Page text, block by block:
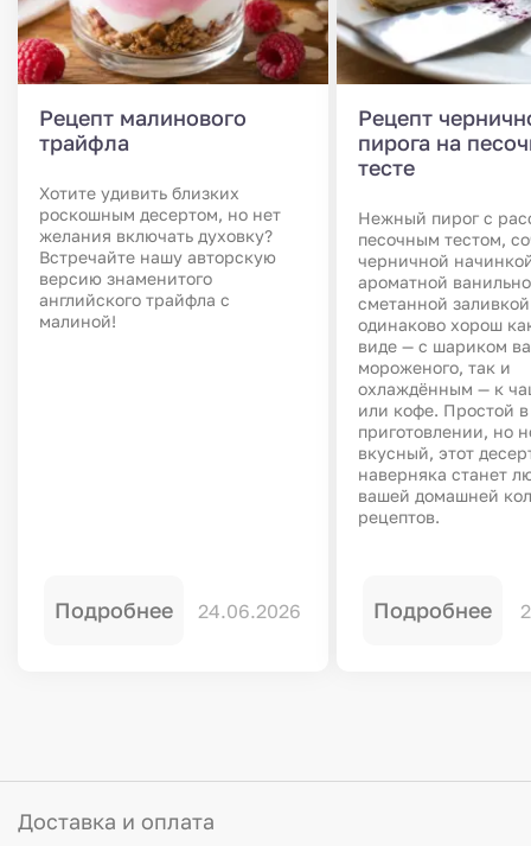
Рецепт малинового
трайфла
Хотите удивить близких
роскошным десертом, но нет
желания включать духовку?
Встречайте нашу авторскую
версию знаменитого
английского трайфла с
малиной!
Подробнее 24.06.2026
Рецепт
пирога на
тесте
Нежный пирог с
песочным тестом,
черничной
ароматной
сметанной
одинаково хорош
виде — с шариком
мороженого, так и
охлаждённым — к
или кофе. Простой в
приготовлении, но
вкусный, этот
наверняка станет
вашей домашней
рецептов.
Подробнее
Доставка и оплата